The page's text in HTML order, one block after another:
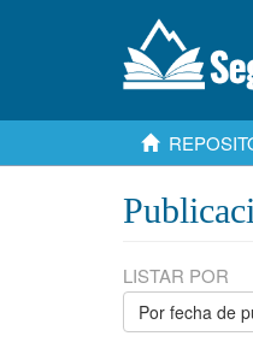
LISTAR POR
Por fecha de